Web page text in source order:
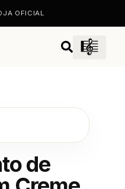
OFICIAL
de